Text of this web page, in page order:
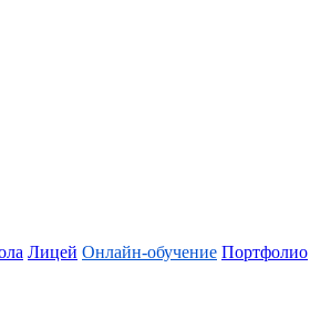
Лицей Онлайн-обучение Портфолио